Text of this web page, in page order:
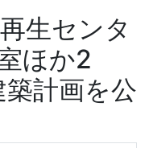
生センタ
ほか2
計画を公